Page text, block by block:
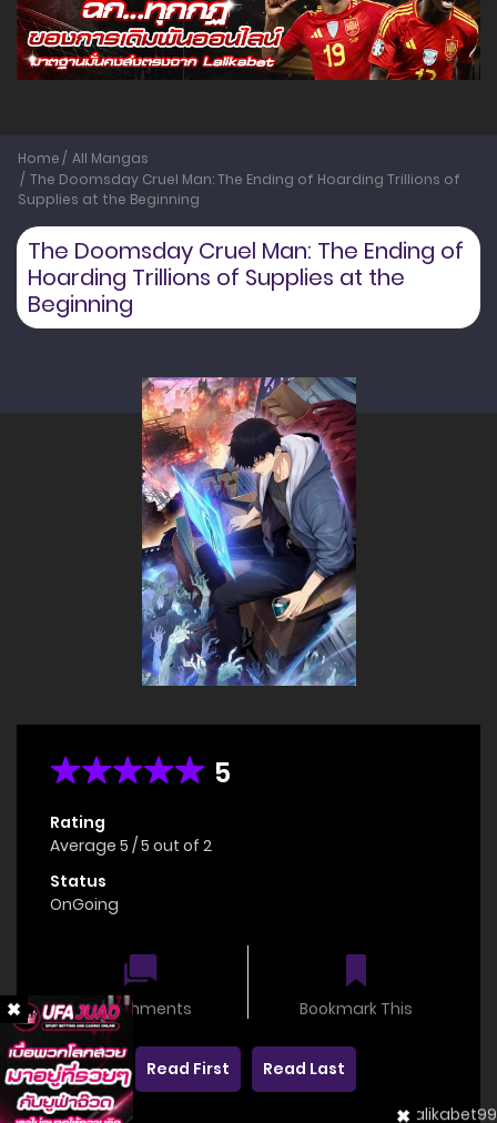
Home
All Mangas
The Doomsday Cruel Man: The Ending of Hoarding Trillions of
Supplies at the Beginning
The Doomsday Cruel Man: The Ending of
Hoarding Trillions of Supplies at the
Beginning
5
Rating
Average 5 /5 out of 2
Status
OnGoing
0 comments Bookmark This
Read First Read Last